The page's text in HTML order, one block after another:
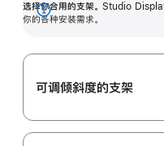
选择你合用的支架。 Studio Display
你的各种安装需求。
展
可调倾斜度的支架